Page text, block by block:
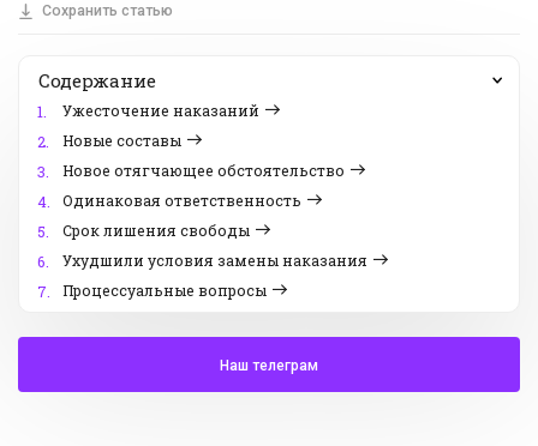
Сохранить статью
Содержание
1.
Ужесточение наказаний
2.
Новые составы
3.
Новое отягчающее обстоятельство
4.
Одинаковая ответственность
5.
Срок лишения свободы
6.
Ухудшили условия замены наказания
7.
Процессуальные вопросы
Наш телеграм